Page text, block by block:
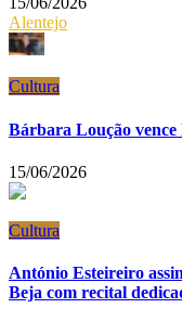
Alentejo
Cultura
Bárbara Loução
15/06/2026
Cultura
António Esteireiro
Beja com recital